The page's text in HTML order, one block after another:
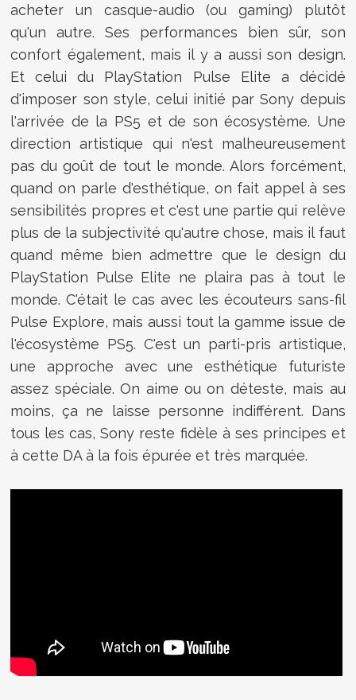
acheter un casque-audio (ou gaming) plutôt
qu'un autre. Ses performances bien sûr, son
confort également, mais il y a aussi son design.
Et celui du PlayStation Pulse Elite a décidé
d'imposer son style, celui initié par Sony depuis
l'arrivée de la PS5 et de son écosystème. Une
direction artistique qui n'est malheureusement
pas du goût de tout le monde. Alors forcément,
quand on parle d'esthétique, on fait appel à ses
sensibilités propres et c'est une partie qui relève
plus de la subjectivité qu'autre chose, mais il faut
quand même bien admettre que le design du
PlayStation Pulse Elite ne plaira pas à tout le
monde. C'était le cas avec les écouteurs sans-fil
Pulse Explore, mais aussi tout la gamme issue de
l'écosystème PS5. C'est un parti-pris artistique,
une approche avec une esthétique futuriste
assez spéciale. On aime ou on déteste, mais au
moins, ça ne laisse personne indifférent. Dans
tous les cas, Sony reste fidèle à ses principes et
à cette DA à la fois épurée et très marquée.